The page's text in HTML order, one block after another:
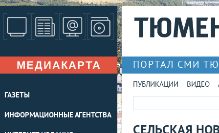
МЕДИАКАРТА
ГАЗЕТЫ
ИНФОРМАЦИОННЫЕ АГЕНТСТВА
ПОРТАЛ СМИ
ПУБЛИКАЦИИ ВИДЕО